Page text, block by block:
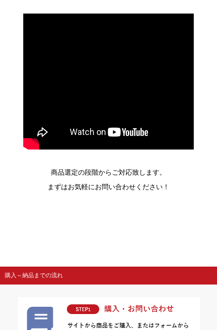
商品選定の段階からご対応致します。
まずはお気軽にお問い合わせください！
購入～納品までの流れ